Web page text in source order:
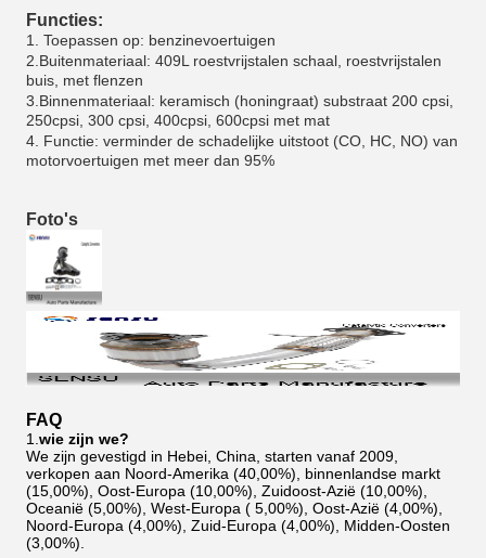
Functies:
1. Toepassen op: benzinevoertuigen
2.Buitenmateriaal: 409L roestvrijstalen schaal, roestvrijstalen
buis, met flenzen
3.Binnenmateriaal: keramisch (honingraat) substraat 200 cpsi,
250cpsi, 300 cpsi, 400cpsi, 600cpsi met mat
4. Functie: verminder de schadelijke uitstoot (CO, HC, NO) van
motorvoertuigen met meer dan 95%
Foto's
FAQ
1. wie zijn we?
We zijn gevestigd in Hebei, China, starten vanaf 2009,
verkopen aan Noord-Amerika (40,00%), binnenlandse markt
(15,00%), Oost-Europa (10,00%), Zuidoost-Azië (10,00%),
Oceanië (5,00%), West-Europa ( 5,00%), Oost-Azië (4,00%),
Noord-Europa (4,00%), Zuid-Europa (4,00%), Midden-Oosten
(3,00%).